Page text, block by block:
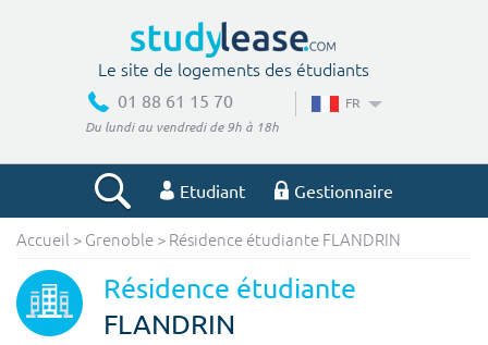
Le site de logements des étudiants
01 88 61 15 70
Du lundi au vendredi de 9h à 18h
FR
Etudiant Gestionnaire
Votre recherche
Ville, école
Accueil > Grenoble > Résidence étudiante FLANDRIN
Résidence étudiante
FLANDRIN